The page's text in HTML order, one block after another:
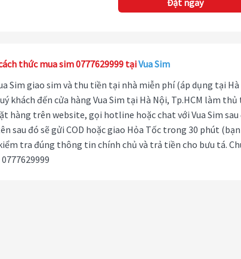
Đặt ngay
thức mua sim 0777629999 tạiVua Sim
Sim giao sim và thu tiền tại nhà miễn phí (áp dụng tại Hà
khách đến cửa hàng Vua Sim tại Hà Nội, Tp.HCM làm
hàng trên website, gọi hotline hoặc chat với Vua Sim
sau đó sẽ gửi COD hoặc giao Hỏa Tốc trong 30 phút
tra đúng thông tin chính chủ và trả tiền cho bưu tá.